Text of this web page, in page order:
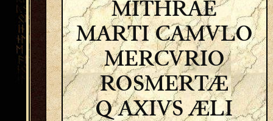
MITHRAE
MARTI CAMVLO
MERCVRIO
ROSMERTÆ
Q AXIVS ÆLI